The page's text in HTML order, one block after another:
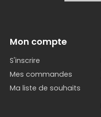
Mon compte
S'inscrire
Mes commandes
Ma liste de souhaits